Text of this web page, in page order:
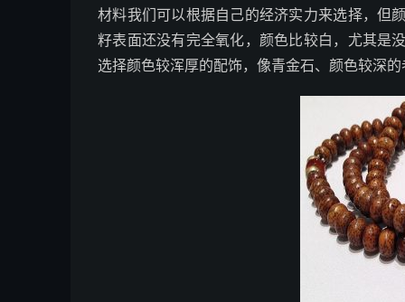
材料我们可以根据自己的经济实力来选择，但
籽表面还没有完全氧化，颜色比较白，尤其是
选择颜色较浑厚的配饰，像青金石、颜色较深